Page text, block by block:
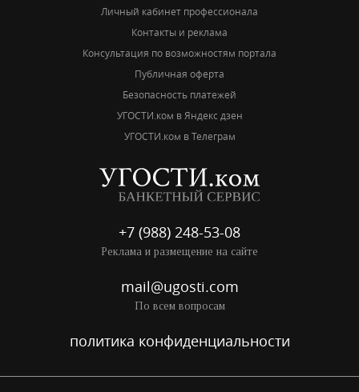
Личный кабинет профессионала
Контакты и реклама
Консультация по возможностям портала
Публичная оферта
Безопасность платежей
УГОСТИ.ком в Яндекс дзен
УГОСТИ.ком в Телеграм
+7 (988) 248-53-08
Реклама и размещение на сайте
mail@ugosti.com
По всем вопросам
политика конфиденциальности